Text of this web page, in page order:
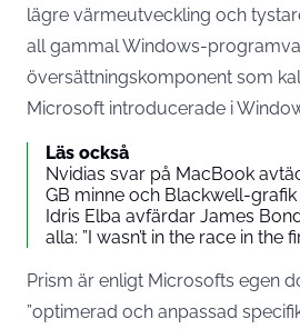
lägre värmeutveckling och
all gammal Windows-
översättningskomponent som
Microsoft introducerade i
Läs också
Nvidias svar på MacBook
GB minne och Blackwell-grafik
Idris Elba avfärdar James
alla: ”I wasn’t in the race in the
Prism är enligt Microsofts egen
”optimerad och anpassad